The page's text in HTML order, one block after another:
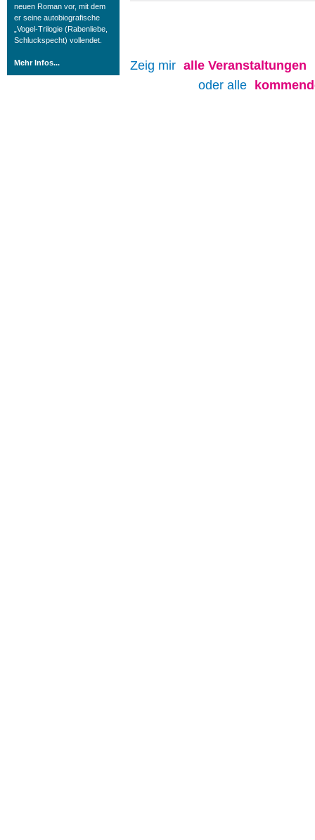
neuen Roman vor, mit dem
er seine autobiografische
„Vogel-Trilogie (Rabenliebe,
Schluckspecht) vollendet.
Mehr Infos... Zeig mir alle Veranstaltungen
oder alle